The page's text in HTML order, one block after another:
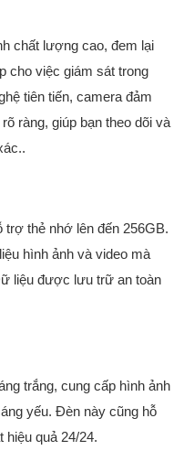
chất lượng cao, đem lại
cho việc giám sát trong
tiên tiến, camera đảm
ràng, giúp bạn theo dõi và
thẻ nhớ lên đến 256GB.
hình ảnh và video mà
liệu được lưu trữ an toàn
trắng, cung cấp hình ảnh
yếu. Đèn này cũng hỗ
hiệu quả 24/24.